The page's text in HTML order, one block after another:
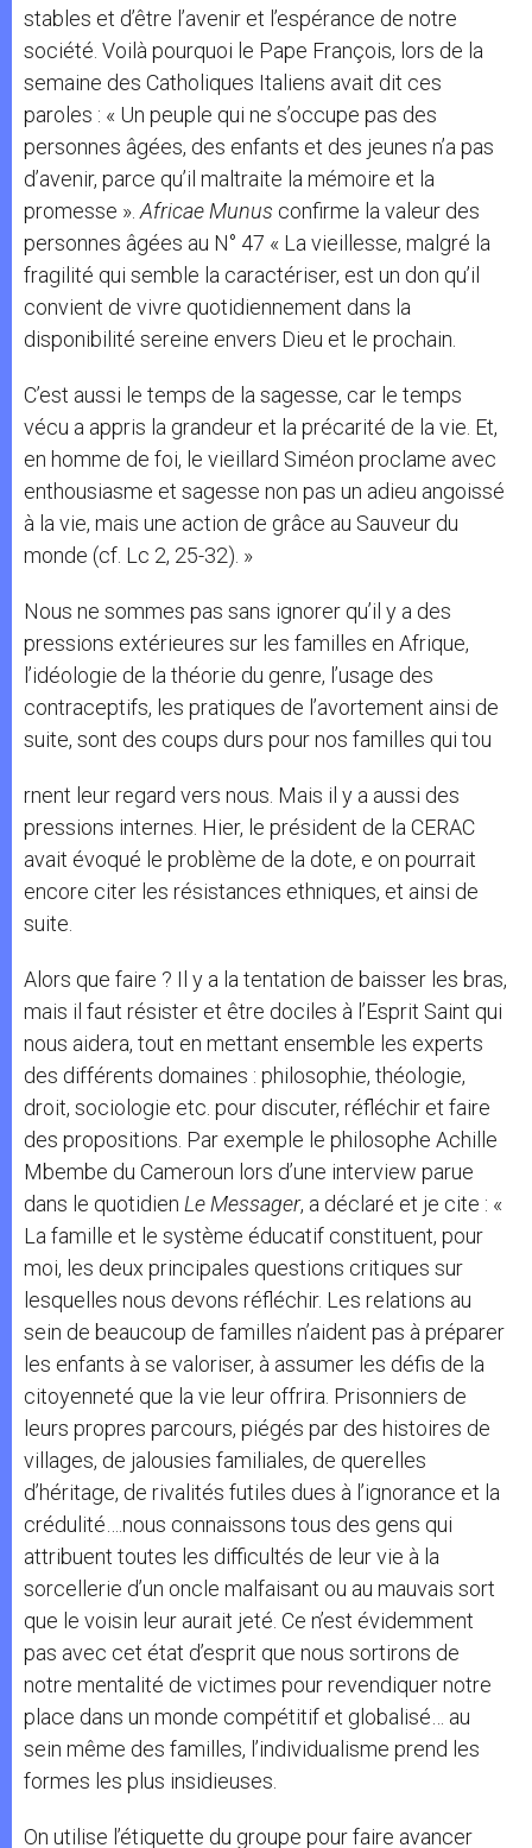
stables et d’être l’avenir et l’espérance de notre
société. Voilà pourquoi le Pape François, lors de la
semaine des Catholiques Italiens avait dit ces
paroles : « Un peuple qui ne s’occupe pas des
personnes âgées, des enfants et des jeunes n’a pas
d’avenir, parce qu’il maltraite la mémoire et la
promesse ». Africae Munus confirme la valeur des
personnes âgées au N° 47 « La vieillesse, malgré la
fragilité qui semble la caractériser, est un don qu’il
convient de vivre quotidiennement dans la
disponibilité sereine envers Dieu et le prochain.
C’est aussi le temps de la sagesse, car le temps
vécu a appris la grandeur et la précarité de la vie. Et,
en homme de foi, le vieillard Siméon proclame avec
enthousiasme et sagesse non pas un adieu angoissé
à la vie, mais une action de grâce au Sauveur du
monde (cf. Lc 2, 25-32). »
Nous ne sommes pas sans ignorer qu’il y a des
pressions extérieures sur les familles en Afrique,
l’idéologie de la théorie du genre, l’usage des
contraceptifs, les pratiques de l’avortement ainsi de
suite, sont des coups durs pour nos familles qui tou
rnent leur regard vers nous. Mais il y a aussi des
pressions internes. Hier, le président de la CERAC
avait évoqué le problème de la dote, e on pourrait
encore citer les résistances ethniques, et ainsi de
suite.
Alors que faire ? Il y a la tentation de baisser les bras,
mais il faut résister et être dociles à l’Esprit Saint qui
nous aidera, tout en mettant ensemble les experts
des différents domaines : philosophie, théologie,
droit, sociologie etc. pour discuter, réfléchir et faire
des propositions. Par exemple le philosophe Achille
Mbembe du Cameroun lors d’une interview parue
dans le quotidien Le Messager, a déclaré et je cite : «
La famille et le système éducatif constituent, pour
moi, les deux principales questions critiques sur
lesquelles nous devons réfléchir. Les relations au
sein de beaucoup de familles n’aident pas à préparer
les enfants à se valoriser, à assumer les défis de la
citoyenneté que la vie leur offrira. Prisonniers de
leurs propres parcours, piégés par des histoires de
villages, de jalousies familiales, de querelles
d’héritage, de rivalités futiles dues à l’ignorance et la
crédulité….nous connaissons tous des gens qui
attribuent toutes les difficultés de leur vie à la
sorcellerie d’un oncle malfaisant ou au mauvais sort
que le voisin leur aurait jeté. Ce n’est évidemment
pas avec cet état d’esprit que nous sortirons de
notre mentalité de victimes pour revendiquer notre
place dans un monde compétitif et globalisé… au
sein même des familles, l’individualisme prend les
formes les plus insidieuses.
On utilise l’étiquette du groupe pour faire avancer